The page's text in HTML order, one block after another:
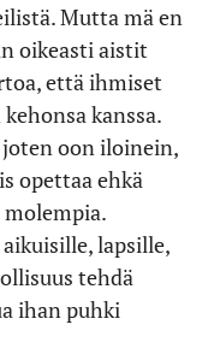
Mutta mä en
oikeasti aistit
että ihmiset
kanssa.
oon iloinein,
opettaa ehkä
lapsille,
tehdä
ihan puhki